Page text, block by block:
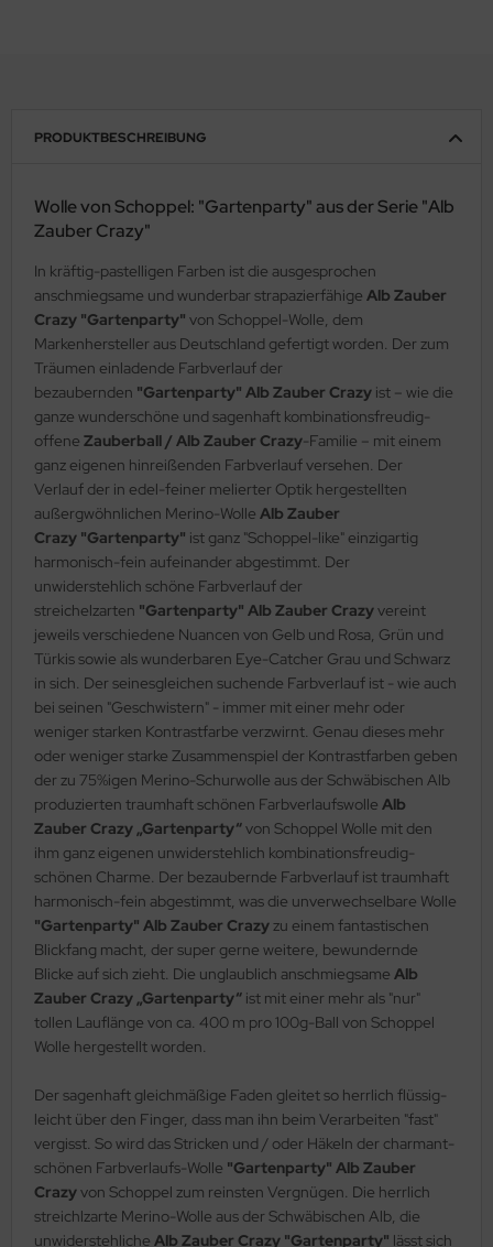
PRODUKTBESCHREIBUNG
Wolle von Schoppel: "Gartenparty" aus der Serie "Alb
Zauber Crazy"
In kräftig-pastelligen Farben ist die ausgesprochen
anschmiegsame und wunderbar strapazierfähige Alb Zauber
Crazy "Gartenparty" von Schoppel-Wolle, dem
Markenhersteller aus Deutschland gefertigt worden. Der zum
Träumen einladende Farbverlauf der
bezaubernden "Gartenparty" Alb Zauber Crazy ist – wie die
ganze wunderschöne und sagenhaft kombinationsfreudig-
offene Zauberball / Alb Zauber Crazy-Familie – mit einem
ganz eigenen hinreißenden Farbverlauf versehen. Der
Verlauf der in edel-feiner melierter Optik hergestellten
außergwöhnlichen Merino-Wolle Alb Zauber
Crazy "Gartenparty" ist ganz "Schoppel-like" einzigartig
harmonisch-fein aufeinander abgestimmt. Der
unwiderstehlich schöne Farbverlauf der
streichelzarten "Gartenparty" Alb Zauber Crazyvereint
jeweils verschiedene Nuancen von Gelb und Rosa, Grün und
Türkis sowie als wunderbaren Eye-Catcher Grau und Schwarz
in sich. Der seinesgleichen suchende Farbverlauf ist - wie auch
bei seinen "Geschwistern" - immer mit einer mehr oder
weniger starken Kontrastfarbe verzwirnt. Genau dieses mehr
oder weniger starke Zusammenspiel der Kontrastfarben geben
der zu 75%igen Merino-Schurwolle aus der Schwäbischen Alb
produzierten traumhaft schönen Farbverlaufswolle Alb
Zauber Crazy „Gartenparty“von Schoppel Wolle mit den
ihm ganz eigenen unwiderstehlich kombinationsfreudig-
schönen Charme. Der bezaubernde Farbverlauf ist traumhaft
harmonisch-fein abgestimmt, was die unverwechselbare Wolle
"Gartenparty" Alb Zauber Crazyzu einem fantastischen
Blickfang macht, der super gerne weitere, bewundernde
Blicke auf sich zieht. Die unglaublich anschmiegsame Alb
Zauber Crazy „Gartenparty“ ist mit einer mehr als "nur"
tollen Lauflänge von ca. 400 m pro 100g-Ball von Schoppel
Wolle hergestellt worden.
Der sagenhaft gleichmäßige Faden gleitet so herrlich flüssig-
leicht über den Finger, dass man ihn beim Verarbeiten "fast"
vergisst. So wird das Stricken und / oder Häkeln der charmant-
schönen Farbverlaufs-Wolle "Gartenparty" Alb Zauber
Crazyvon Schoppel zum reinsten Vergnügen. Die herrlich
streichlzarte Merino-Wolle aus der Schwäbischen Alb, die
unwiderstehliche Alb Zauber Crazy "Gartenparty" lässt sich